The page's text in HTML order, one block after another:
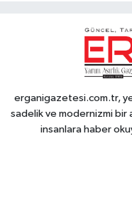
erganigazetesi.com.tr,
sadelik ve modernizmi bir
insanlara haber